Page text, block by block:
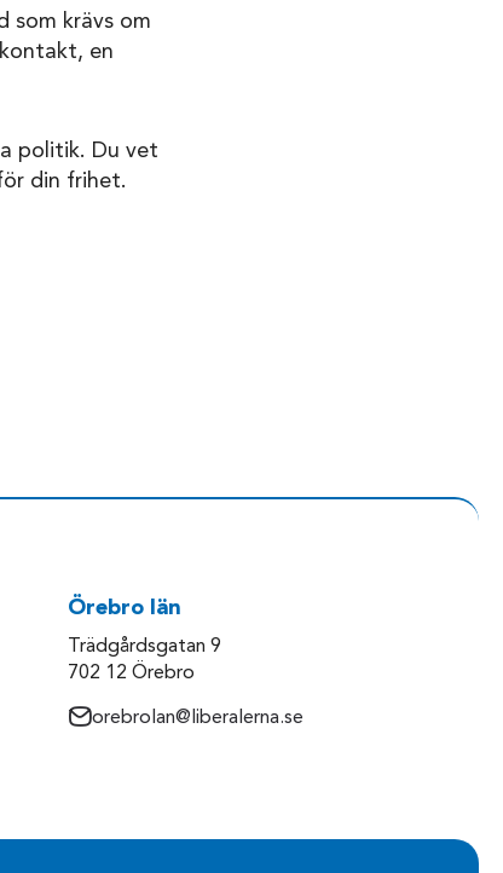
som krävs om
en
politik. Du vet
din frihet.
Örebro län
Trädgårdsgatan 9
702 12 Örebro
orebrolan@liberalerna.se